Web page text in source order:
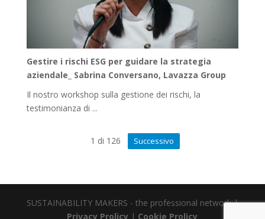
Gestire i rischi ESG per guidare la strategia
aziendale_ Sabrina Conversano, Lavazza Group
Il nostro workshop sulla gestione dei rischi, la
testimonianza di ...
1 di 126 Successivo
SUSTAINABILITY MAKERS - the professional network |
Privacy Prolicy | Cookie Prolicy